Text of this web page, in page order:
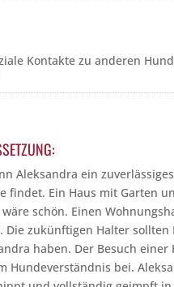
Kontakte zu anderen
Aleksandra ein
findet. Ein Haus mit Garten
schön. Einen
Die zukünftigen Halter sollten
haben. Der Besuch einer
Hundeverständnis bei.